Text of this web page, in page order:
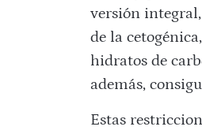
versión
de la
hidratos de
además,
Estas